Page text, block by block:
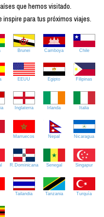
que hemos visitado.
inspire para tus próximos viajes.
Brunei Camboya Chile
EEUU Egipto Filipinas
Inglaterra Irlanda Italia
Marruecos Nepal Nicaragua
R.Dominicana Senegal Singapur
Tailandia Tanzania Turquía